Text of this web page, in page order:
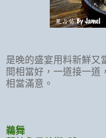
是晚的盛宴用料新鮮又
間相當好，一道接一道
相當滿意。
鵜舞